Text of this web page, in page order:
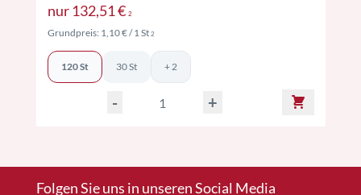
nur 132,51 € 2Preise inkl. MwSt. ggf. zzgl. Versand
Grundpreis: 1,10 €/ 1 St 2Preise inkl. MwSt. ggf. zzgl. Versand
120 St 30 St + 2
- +
Folgen Sie uns in unseren Social Media